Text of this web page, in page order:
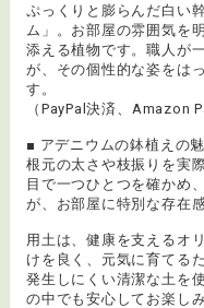
ぷっくりと膨らんだ白い
ム」。お部屋の雰囲気を
添える植物です。職人が
が、その個性的な姿をは
す。
（PayPal決済、Amazon
■ アデニウムの鉢植えの
根元の太さや枝振りを実
目で一つひとつを確かめ
が、お部屋に特別な存在
用土は、健康を支えるオ
けを良く、元気に育てる
発生しにくい清潔な土を
の中でも安心してお楽し